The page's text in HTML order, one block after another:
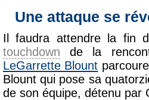
Une attaque se
Il faudra attendre la fin
touchdown de la
LeGarrette Blount
Blount qui pose sa
de son équipe, détenu